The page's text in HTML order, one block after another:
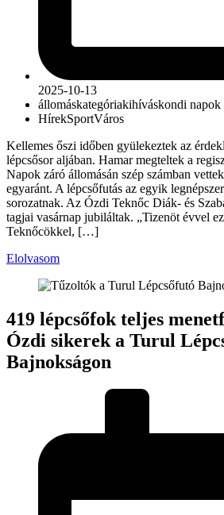
2025-10-13
állomáskategóriakihíváskondi napok
HírekSportVáros
Kellemes őszi időben gyülekeztek az
lépcsősor aljában. Hamar megteltek a
Napok záró állomásán szép számban
egyaránt. A lépcsőfutás az egyik
sorozatnak. Az Ózdi Teknőc Diák- és
tagjai vasárnap jubiláltak. „Tizenöt évvel
Teknőcökkel, […]
Elolvasom
419 lépcsőfok teljes
Ózdi sikerek a Turul
Bajnokságon